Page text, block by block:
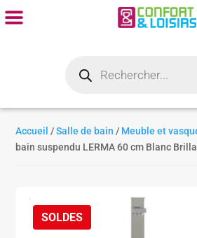
produits
Accueil /Salle de bain / Meuble et
bain suspendu LERMA 60 cm Blanc
SOLDES